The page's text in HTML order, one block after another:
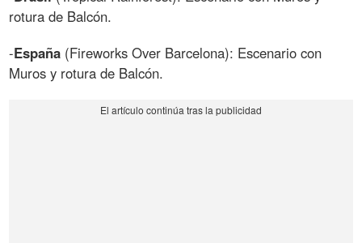
rotura de Balcón.
-España (Fireworks Over Barcelona): Escenario con
Muros y rotura de Balcón.